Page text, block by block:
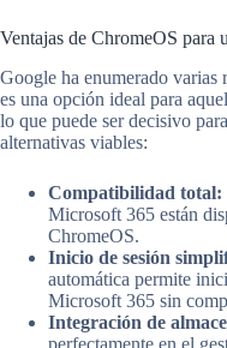
Ventajas de ChromeOS para
Google ha enumerado varias
es una opción ideal para
lo que puede ser decisivo
alternativas viables:
Compatibilidad total:
Microsoft 365 están
ChromeOS.
Inicio de sesión
automática permite
Microsoft 365 sin
Integración de
perfectamente en el